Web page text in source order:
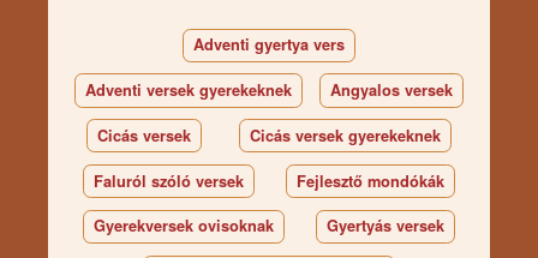
Adventi gyertya vers
Adventi versek gyerekeknek Angyalos versek
Cicás versek Cicás versek gyerekeknek
Faluról szóló versek Fejlesztő mondókák
Gyerekversek ovisoknak Gyertyás versek